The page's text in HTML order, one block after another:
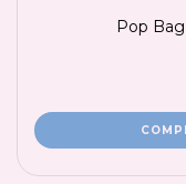
Pop Bag